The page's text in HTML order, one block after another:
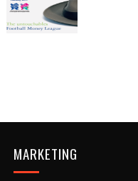
MARKETING